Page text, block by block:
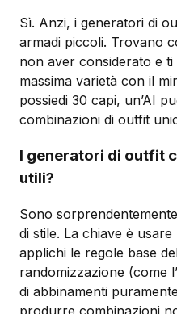
Sì. Anzi, i generatori di
armadi piccoli. Trovano
non aver considerato e
massima varietà con il
possiedi 30 capi, un’AI
combinazioni di outfit
I generatori di outfit
utili?
Sono
di stile. La chiave è
applichi le regole base
randomizzazione (come
di abbinamenti